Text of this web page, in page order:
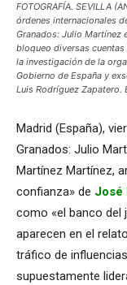
FOTOGRAFÍA. SEVILLA
órdenes internacionales
Granados: Julio Martínez
bloqueo diversas cuentas
la investigación de la
Gobierno de España y
Luis Rodríguez Zapatero.
Madrid (España),
Granados: Julio
Martínez Martínez,
confianza» de José
como «el banco del
aparecen en el
tráfico de
supuestamente